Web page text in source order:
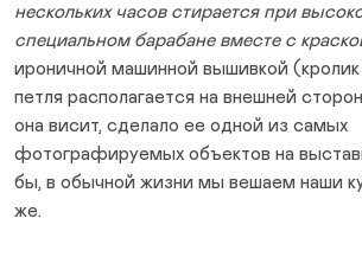
нескольких часов стирается при
специальном барабане вместе с
ироничной машинной вышивкой
петля располагается на внешней
она висит, сделало ее одной из самых
фотографируемых объектов на
бы, в обычной жизни мы вешаем наши
же.